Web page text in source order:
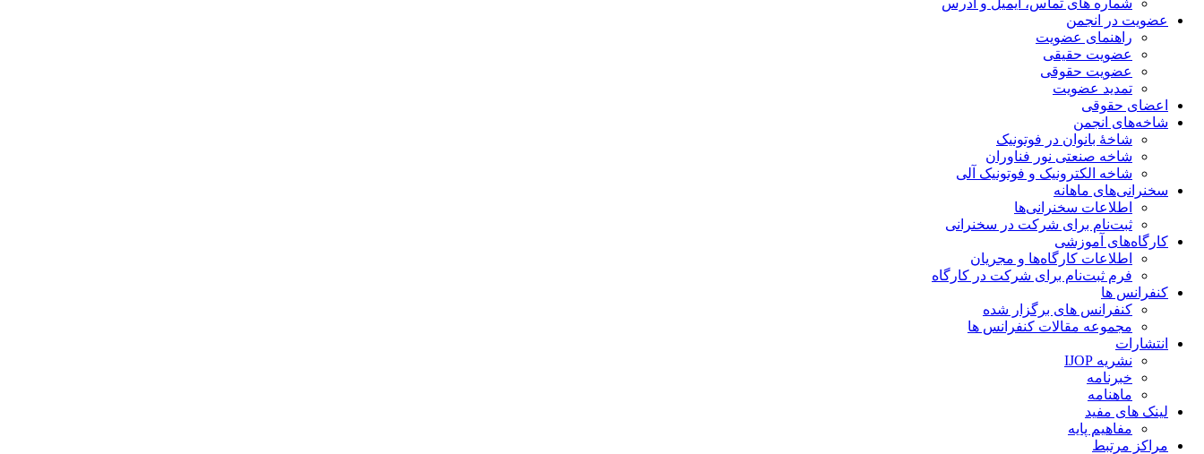
شماره های تماس، ایمیل و آدرس
عضویت در انجمن
راهنمای عضویت
عضویت حقیقی
عضویت حقوقی
تمدید عضویت
اعضای حقوقی
شاخه‌های انجمن
شاخۀ بانوان در فوتونیک
شاخه صنعتی نور فناوران
شاخه‌ الکترونیک و فوتونیک آلی
سخنرانی‌های ماهانه
اطلاعات سخنرانی‌‌ها
ثبت‌نام برای شرکت در سخنرانی
کارگاه‌های آموزشی
اطلاعات کارگاه‌ها و مجریان
فرم ثبت‌نام برای شرکت در کارگاه
کنفرانس ها
کنفرانس های برگزار شده
مجموعه مقالات کنفرانس ها
انتشارات
نشریه IJOP
خبرنامه
ماهنامه
لینک های مفید
مفاهیم پایه
مراکز مرتبط